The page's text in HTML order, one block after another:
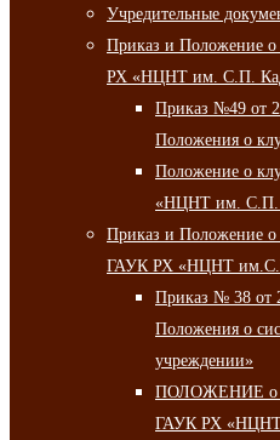
Учредительные
Приказ и Положение
РХ «НЦНТ им. С.П.
Приказ №49 от
Положения о
Положение о
«НЦНТ им. С.П.
Приказ и Положение о
ГАУК РХ «НЦНТ
Приказ № 38 от
Положения о
учреждении»
ПОЛОЖЕНИЕ о
ГАУК РХ